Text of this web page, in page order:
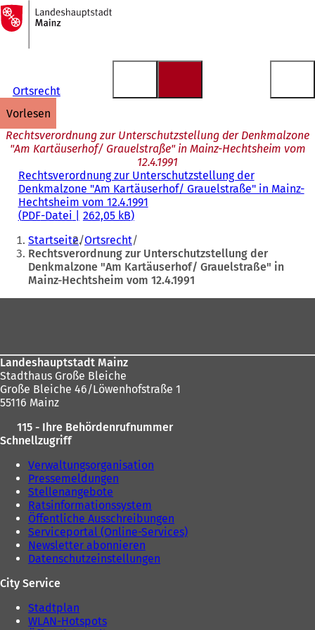
Inhalt anspringen
Zur
Startseite
Ortsrecht
vorlesen
Rechtsverordnung zur Unterschutzstellung der Denkmalzone
"Am Kartäuserhof/ Grauelstraße" in Mainz-Hechtsheim vom
12.4.1991
Rechtsverordnung zur Unterschutzstellung der
Denkmalzone "Am Kartäuserhof/ Grauelstraße" in Mainz-
Hechtsheim vom 12.4.1991
PDF-Datei 262,05 kB
Sie
befinden
sich
Startseite Ortsrecht
Rechtsverordnung zur Unterschutzstellung der
Denkmalzone "Am Kartäuserhof/ Grauelstraße" in
Mainz-Hechtsheim vom 12.4.1991
Landeshauptstadt Mainz
Stadthaus Große Bleiche
Große Bleiche 46/Löwenhofstraße 1
55116 Mainz
115 - Ihre Behördenrufnummer
Schnellzugriff
Verwaltungsorganisation
Pressemeldungen
Stellenangebote
Ratsinformationssystem
Öffentliche Ausschreibungen
Serviceportal (Online-Services)
Newsletter abonnieren
Datenschutzeinstellungen
City Service
Stadtplan
WLAN-Hotspots